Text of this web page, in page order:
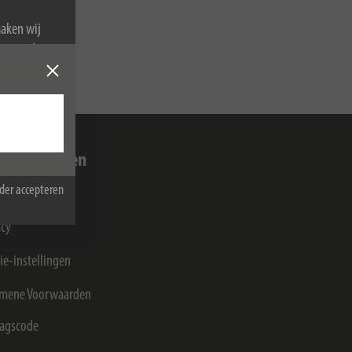
wij
accepteren
zaken
instellingen
Voorwaarden